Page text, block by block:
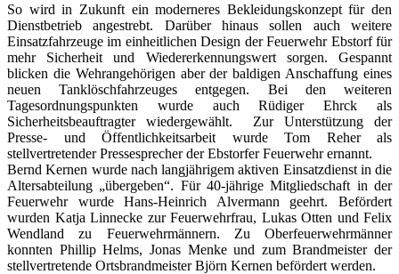
So wird in Zukunft ein moderneres Bekleidungskonzept für den
Dienstbetrieb angestrebt. Darüber hinaus sollen auch weitere
Einsatzfahrzeuge im einheitlichen Design der Feuerwehr Ebstorf für
mehr Sicherheit und Wiedererkennungswert sorgen. Gespannt
blicken die Wehrangehörigen aber der baldigen Anschaffung eines
neuen Tanklöschfahrzeuges entgegen. Bei den weiteren
Tagesordnungspunkten wurde auch Rüdiger Ehrck als
Sicherheitsbeauftragter wiedergewählt. Zur Unterstützung der
Presse- und Öffentlichkeitsarbeit wurde Tom Reher als
stellvertretender Pressesprecher der Ebstorfer Feuerwehr ernannt.
Bernd Kernen wurde nach langjährigem aktiven Einsatzdienst in die
Altersabteilung „übergeben“. Für 40-jährige Mitgliedschaft in der
Feuerwehr wurde Hans-Heinrich Alvermann geehrt. Befördert
wurden Katja Linnecke zur Feuerwehrfrau, Lukas Otten und Felix
Wendland zu Feuerwehrmännern. Zu Oberfeuerwehrmänner
konnten Phillip Helms, Jonas Menke und zum Brandmeister der
stellvertretende Ortsbrandmeister Björn Kernen befördert werden.